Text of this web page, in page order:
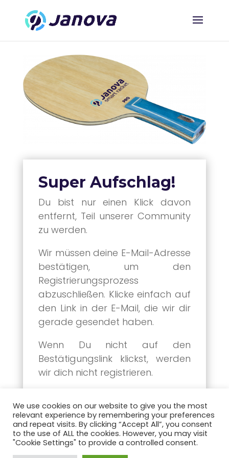
Super Aufschlag!
Du bist nur einen Klick davon
entfernt, Teil unserer Community
zu werden.
Wir müssen deine E-Mail-Adresse
bestätigen, um den
Registrierungsprozess
abzuschließen. Klicke einfach auf
den Link in der E-Mail, die wir dir
gerade gesendet haben.
Wenn Du nicht auf den
Bestätigungslink klickst, werden
wir dich nicht registrieren.
We use cookies on our website to give you the most
relevant experience by remembering your preferences
and repeat visits. By clicking “Accept All”, you consent
to the use of ALL the cookies. However, you may visit
"Cookie Settings" to provide a controlled consent.